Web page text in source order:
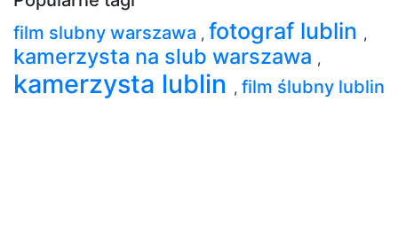
film slubny warszawa , fotograf lublin ,
kamerzysta na slub warszawa ,
kamerzysta lublin , film ślubny lublin